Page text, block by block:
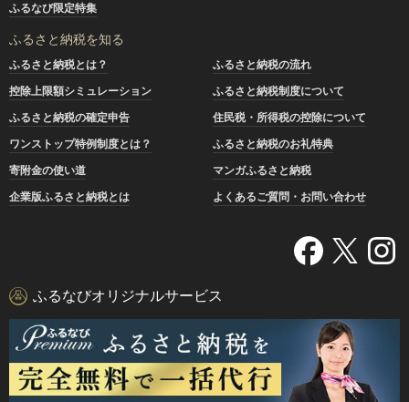
ふるなび限定特集
ふるさと納税を知る
ふるさと納税とは？
ふるさと納税の流れ
控除上限額シミュレーション
ふるさと納税制度について
ふるさと納税の確定申告
住民税・所得税の控除について
ワンストップ特例制度とは？
ふるさと納税のお礼特典
寄附金の使い道
マンガふるさと納税
企業版ふるさと納税とは
よくあるご質問・お問い合わせ
ふるなびオリジナルサービス